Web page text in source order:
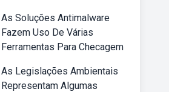
As Soluções Antimalware
Fazem Uso De Várias
Ferramentas Para Checagem
As Legislações Ambientais
Representam Algumas